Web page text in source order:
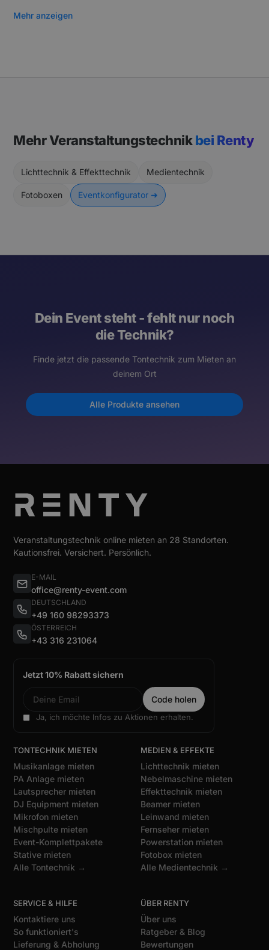
Mehr anzeigen
Mehr Veranstaltungstechnikbei Renty
Lichttechnik & Effekttechnik Medientechnik
Fotoboxen Eventkonfigurator ➜
Dein Event steht - fehlt nur noch
die Technik?
Finde jetzt die passende Tontechnik zum Mieten an
deinem Ort
Alle Produkte ansehen
Veranstaltungstechnik online mieten an 28 Standorten.
Kautionsfrei. Versichert. Persönlich.
E-MAIL
office@renty-event.com
DEUTSCHLAND
+49 160 98293373
ÖSTERREICH
+43 316 231064
Jetzt 10% Rabatt sichern
Ja, ich möchte Infos zu Aktionen erhalten.
TONTECHNIK MIETEN
Musikanlage mieten
PA Anlage mieten
Lautsprecher mieten
DJ Equipment mieten
Mikrofon mieten
Mischpulte mieten
Event-Komplettpakete
Stative mieten
Alle Tontechnik →
MEDIEN & EFFEKTE
Lichttechnik mieten
Nebelmaschine mieten
Effekttechnik mieten
Beamer mieten
Leinwand mieten
Fernseher mieten
Powerstation mieten
Fotobox mieten
Alle Medientechnik →
SERVICE & HILFE
Kontaktiere uns
So funktioniert's
Lieferung & Abholung
ÜBER RENTY
Über uns
Ratgeber & Blog
Bewertungen